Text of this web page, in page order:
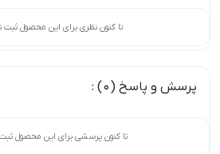
تا کنون نظری برای این محصول
پرسش و پاسخ (0) :
تا کنون پرسشی برای این محصول